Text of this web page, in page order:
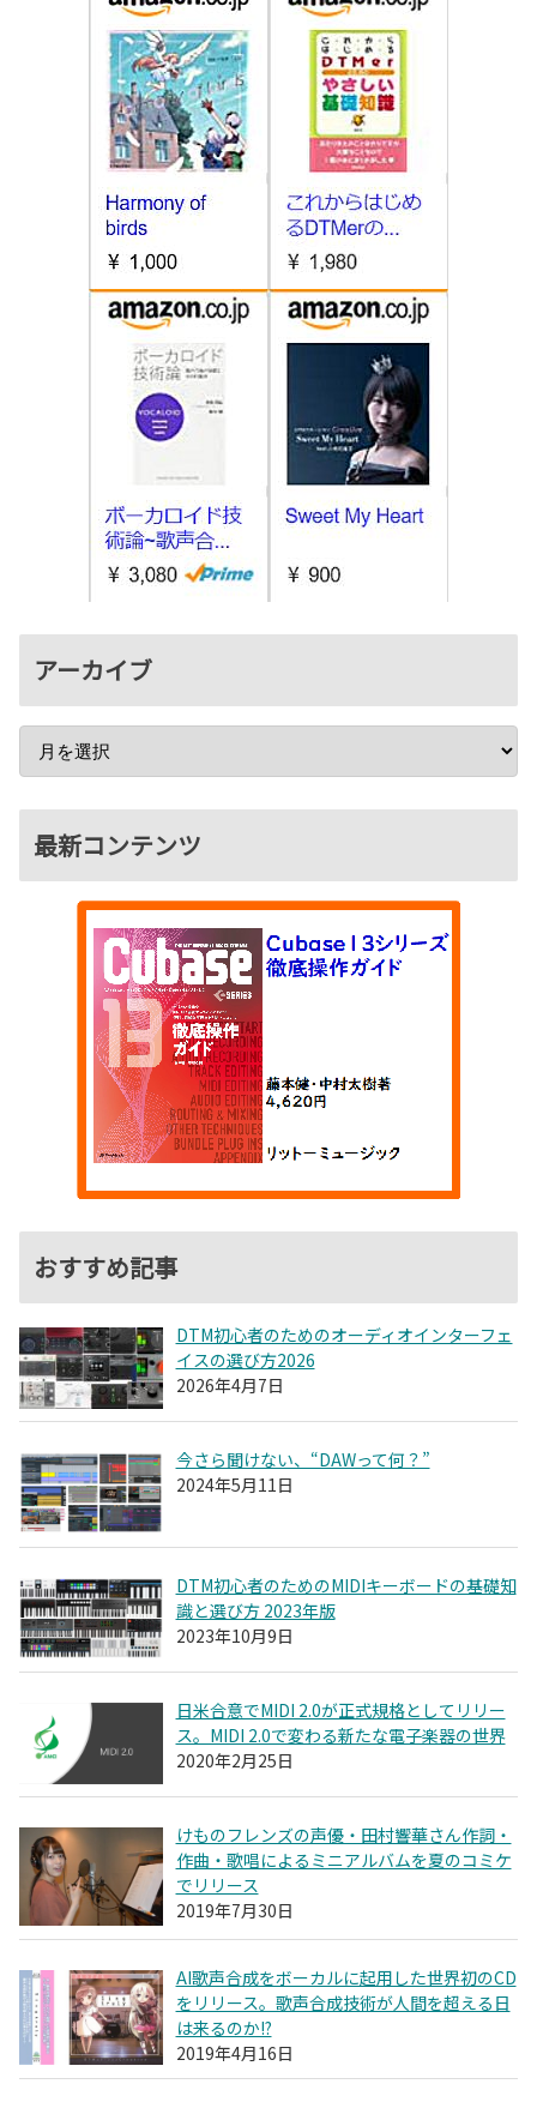
アーカイブ
最新コンテンツ
おすすめ記事
DTM初心者のためのオーディオインターフェ
イスの選び方2026
2026年4月7日
今さら聞けない、“DAWって何？”
2024年5月11日
DTM初心者のためのMIDIキーボードの基礎知
識と選び方 2023年版
2023年10月9日
日米合意でMIDI 2.0が正式規格としてリリー
ス。MIDI 2.0で変わる新たな電子楽器の世界
2020年2月25日
けものフレンズの声優・田村響華さん作詞・
作曲・歌唱によるミニアルバムを夏のコミケ
でリリース
2019年7月30日
AI歌声合成をボーカルに起用した世界初のCD
をリリース。歌声合成技術が人間を超える日
は来るのか!?
2019年4月16日